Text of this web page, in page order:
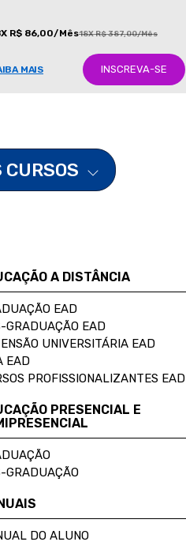
R$ 86,00/Mês18X R$ 387,00/Mês
MAIS INSCREVA-SE
A DISTÂNCIA
EAD
GRADUAÇÃO EAD
UNIVERSITÁRIA EAD
EAD
PROFISSIONALIZANTES EAD
PRESENCIAL E
GRADUAÇÃO
DO ALUNO